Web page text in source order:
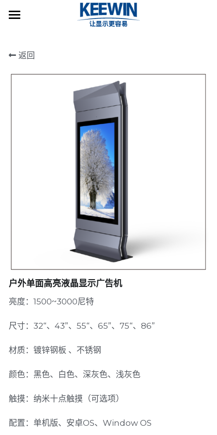
产品中心
IP66户外广告机
IP55户外落地广告机
移动水牌-电池供电
IP66乘客信息显示屏
IP66充电广告桩
双面液晶显示数字标牌
应用领域
校园-智慧校园显示屏
零售-智慧零售显示屏
餐饮-智慧餐饮显示屏
公交-信息显示与广告屏
体育-智慧步道互动大屏
轨交-乘客信息显示屏
社区-政务信息显示屏
汽车-新能源汽车充电广告桩
银行-智慧银行显示屏
商业-步行街显示屏
全密闭设计-IP66
热交换散热技术-IP65
液冷散热技术-IP65
风冷散热技术-IP55
智慧云监控系统
资质证书
021-5404-9988
sales@keewin.com
电话: 021-5404-9988
返回
户外单面高亮液晶显示广告机
亮度：1500~3000尼特
尺寸：32“、43”、55“、65”、75“、86”
材质：镀锌钢板 、不锈钢
颜色：黑色、白色、深灰色、浅灰色
触摸：纳米十点触摸（可选项）
配置：单机版、安卓OS、Window OS